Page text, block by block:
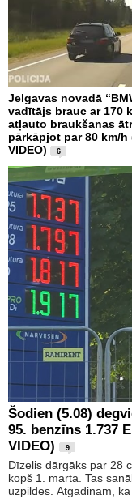
Jelgavas novadā
vadītājs brauc ar 170
atļauto braukšanas
pārkāpjot par 80 km/h
VIDEO)
6
Šodien (5.08)
95. benzīns 1.737
VIDEO)
9
Dīzelis dārgāks par 28
kopš 1. marta. Tas
uzpildes. Atgādinām,